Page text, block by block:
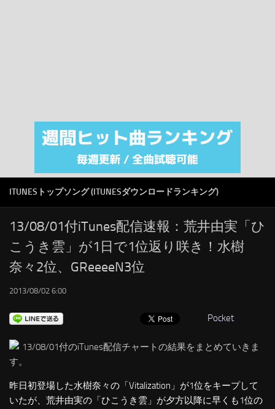
注目カテゴリ
オリジナルiTunes週間トップソング
RSS
LINKS
ITUNESトップソング (ITUNESダウンロードランキング)
13/08/01付iTunes配信速報：荒井由実「ひ
こうき雲」が1日で1位返り咲き！水樹
奈々2位、GReeeeN3位
2013/08/02 6:00
Pocket
13/08/01付のiTunes配信チャートの結果をまとめていきま
す。
昨日初登場した水樹奈々の「Vitalization」が1位をキープして
いたが、荒井由実の「ひこうき雲」が夕方以降に早くも1位の